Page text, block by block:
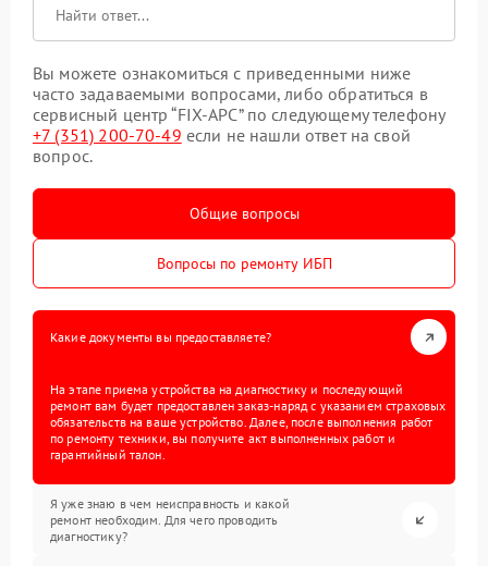
Вы можете ознакомиться с приведенными ниже
часто задаваемыми вопросами, либо обратиться в
сервисный центр “FIX-APC” по следующему телефону
+7 (351) 200-70-49 если не нашли ответ на свой
вопрос.
Общие вопросы
Вопросы по ремонту ИБП
Какие документы вы предоставляете?
На этапе приема устройства на диагностику и последующий
ремонт вам будет предоставлен заказ-наряд с указанием страховых
обязательств на ваше устройство. Далее, после выполнения работ
по ремонту техники, вы получите акт выполненных работ и
гарантийный талон.
Я уже знаю в чем неисправность и какой
ремонт необходим. Для чего проводить
диагностику?